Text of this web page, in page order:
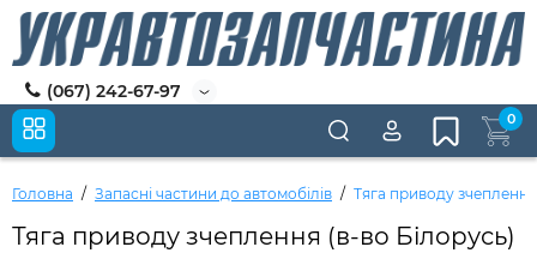
(067) 242-67-97
0
Головна Запасні частини до автомобілів Тяга приводу
Тяга приводу зчеплення (в-во Білорусь)